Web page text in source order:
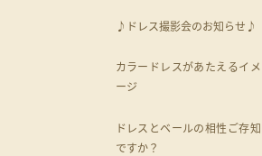
♪ドレス撮影会のお知らせ♪
カラードレスがあたえるイメ
ージ
ドレスとベールの相性ご存知
ですか？